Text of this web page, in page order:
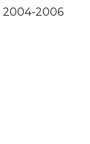
2004-2006